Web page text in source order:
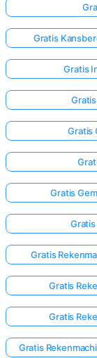
Gratis
Gratis
Gratis
Gratis
Gratis
Gratis
Gratis
Gratis